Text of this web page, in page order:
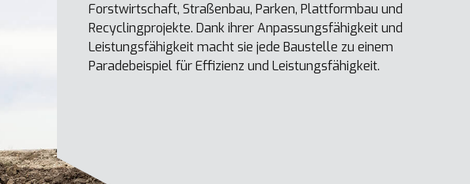
Forstwirtschaft, Straßenbau, Parken, Plattformbau und
Recyclingprojekte. Dank ihrer Anpassungsfähigkeit und
Leistungsfähigkeit macht sie jede Baustelle zu einem
Paradebeispiel für Effizienz und Leistungsfähigkeit.